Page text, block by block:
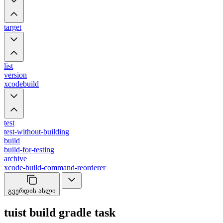
target
list
version
xcodebuild
test
test-without-building
build
build-for-testing
archive
xcode-build-command-reorderer
გვერდის ასლი
tuist build gradle task